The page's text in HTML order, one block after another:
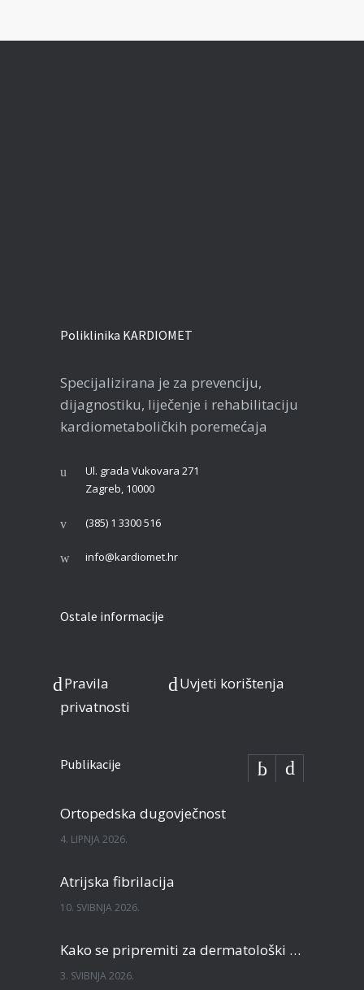
Poliklinika KARDIOMET
Specijalizirana je za prevenciju,
dijagnostiku, liječenje i rehabilitaciju
kardiometaboličkih poremećaja
Ul. grada Vukovara 271
Zagreb, 10000
(385) 1 3300 516
info@kardiomet.hr
Ostale informacije
Pravila
privatnosti
Uvjeti korištenja
Publikacije
Ortopedska dugovječnost
4. LIPNJA 2026.
Atrijska fibrilacija
10. SVIBNJA 2026.
Kako se pripremiti za dermatološki pregled?
3. SVIBNJA 2026.